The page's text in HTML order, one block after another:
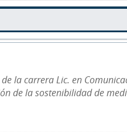
la carrera Lic. en
de la sostenibilidad de